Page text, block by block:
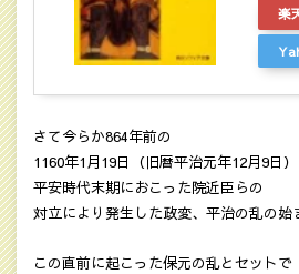
楽
さて今らか864年前の
1160年1月19日（旧暦平治元年12月9日
平安時代末期におこった院近臣らの
対立により発生した政変、平治の乱の始
この直前に起こった保元の乱とセットで